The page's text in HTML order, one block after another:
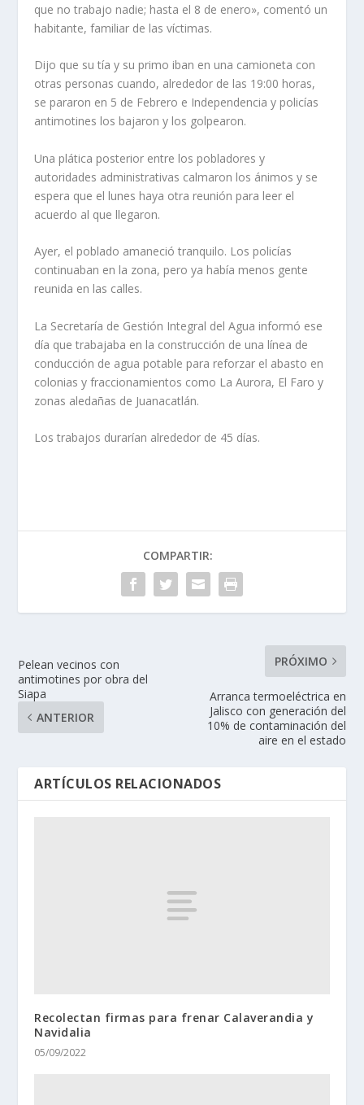
que no trabajo nadie; hasta el 8 de enero», comentó un
habitante, familiar de las víctimas.
Dijo que su tía y su primo iban en una camioneta con
otras personas cuando, alrededor de las 19:00 horas,
se pararon en 5 de Febrero e Independencia y policías
antimotines los bajaron y los golpearon.
Una plática posterior entre los pobladores y
autoridades administrativas calmaron los ánimos y se
espera que el lunes haya otra reunión para leer el
acuerdo al que llegaron.
Ayer, el poblado amaneció tranquilo. Los policías
continuaban en la zona, pero ya había menos gente
reunida en las calles.
La Secretaría de Gestión Integral del Agua informó ese
día que trabajaba en la construcción de una línea de
conducción de agua potable para reforzar el abasto en
colonias y fraccionamientos como La Aurora, El Faro y
zonas aledañas de Juanacatlán.
Los trabajos durarían alrededor de 45 días.
COMPARTIR:
Pelean vecinos con
antimotines por obra del
Siapa
ANTERIOR
PRÓXIMO
Arranca termoeléctrica en
Jalisco con generación del
10% de contaminación del
aire en el estado
ARTÍCULOS RELACIONADOS
Recolectan firmas para frenar Calaverandia y
Navidalia
05/09/2022